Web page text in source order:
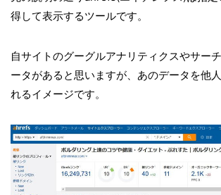
得して表示するツールです。
自サイトのグーグルアナリティクスやサー
ータがあると思いますが、あのデータを他
れるイメージです。